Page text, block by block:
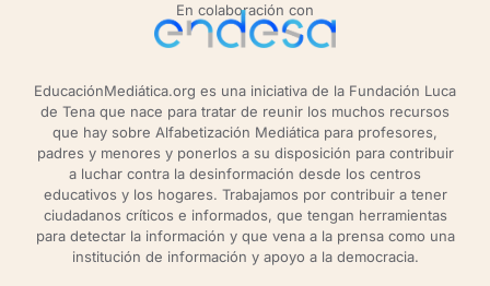
En colaboración con
EducaciónMediática.org es una iniciativa de la Fundación Luca
de Tena que nace para tratar de reunir los muchos recursos
que hay sobre Alfabetización Mediática para profesores,
padres y menores y ponerlos a su disposición para contribuir
a luchar contra la desinformación desde los centros
educativos y los hogares. Trabajamos por contribuir a tener
ciudadanos críticos e informados, que tengan herramientas
para detectar la información y que vena a la prensa como una
institución de información y apoyo a la democracia.